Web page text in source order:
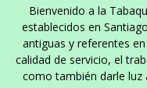
Bienvenido a la
establecidos en
antiguas y referentes
calidad de servicio, el
como también darle luz